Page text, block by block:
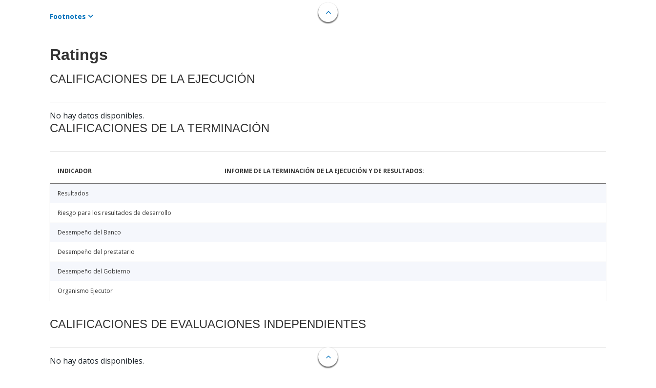
Footnotes
Ratings
CALIFICACIONES DE LA EJECUCIÓN
No hay datos disponibles.
CALIFICACIONES DE LA TERMINACIÓN
INDICADOR INFORME DE LA TERMINACIÓN DE LA EJECUCIÓN Y DE RESULTADOS:
Resultados
Riesgo para los resultados de desarrollo
Desempeño del Banco
Desempeño del prestatario
Desempeño del Gobierno
Organismo Ejecutor
CALIFICACIONES DE EVALUACIONES INDEPENDIENTES
No hay datos disponibles.